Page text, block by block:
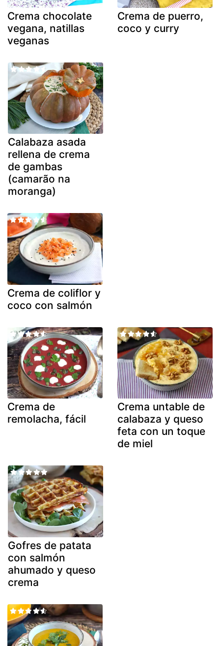
Crema chocolate
vegana, natillas
veganas
Crema de puerro,
coco y curry
Calabaza asada
rellena de crema
de gambas
(camarão na
moranga)
Crema de coliflor y
coco con salmón
Crema de
remolacha, fácil
Crema untable de
calabaza y queso
feta con un toque
de miel
Gofres de patata
con salmón
ahumado y queso
crema